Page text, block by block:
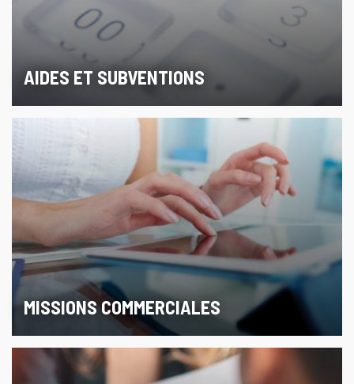
AIDES ET SUBVENTIONS
MISSIONS COMMERCIALES